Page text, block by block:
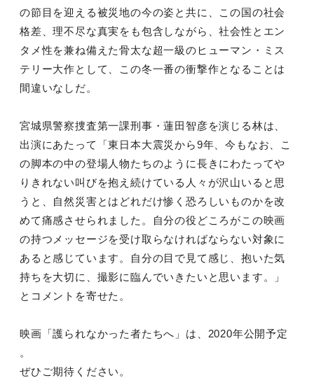
の節目を迎える被災地の今の姿と共に、この国の社会
格差、理不尽な真実をも包含しながら、社会性とエン
タメ性を兼ね備えた骨太な超一級のヒューマン・ミス
テリー大作として、この冬一番の衝撃作となることは
間違いなしだ。
宮城県警察捜査第一課刑事・蓮田智彦を演じる林は、
出演にあたって「東日本大震災から9年、今もなお、こ
の脚本の中の登場人物たちのように長きにわたってや
りきれない叫びを抱え続けている人々が沢山いると思
うと、自然災害とはどれだけ惨く恐ろしいものかを改
めて痛感させられました。自分の役どころがこの映画
の持つメッセージを受け取らなければならない対象に
あると感じています。自分の目で見て感じ、抱いた気
持ちを大切に、撮影に臨んでいきたいと思います。」
とコメントを寄せた。
映画「護られなかった者たちへ」は、2020年公開予定
。
ぜひご期待ください。